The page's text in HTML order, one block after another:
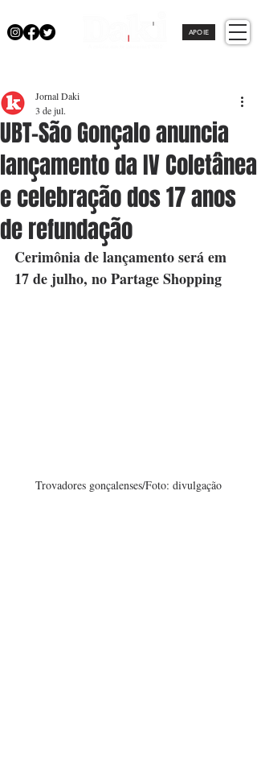
APOIE
UBT-São Gonçalo anuncia
lançamento da IV Coletânea
e celebração dos 17 anos
de refundação
Jornal Daki
3 de jul.
Cerimônia de lançamento será em
17 de julho, no Partage Shopping
Trovadores gonçalenses/Foto: divulgação